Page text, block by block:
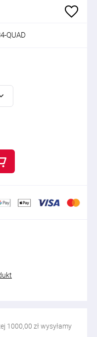
QUAD
1000,00 zł wysyłamy